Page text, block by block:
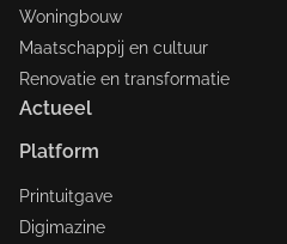
Woningbouw
Maatschappij en cultuur
Renovatie en transformatie
Actueel
Platform
Printuitgave
Digimazine